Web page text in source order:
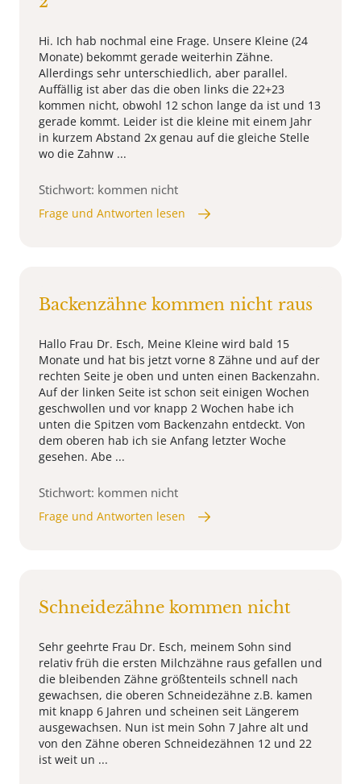
Hi. Ich hab nochmal eine Frage. Unsere Kleine (24
Monate) bekommt gerade weiterhin Zähne.
Allerdings sehr unterschiedlich, aber parallel.
Auffällig ist aber das die oben links die 22+23
kommen nicht, obwohl 12 schon lange da ist und 13
gerade kommt. Leider ist die kleine mit einem Jahr
in kurzem Abstand 2x genau auf die gleiche Stelle
wo die Zahnw ...
Stichwort: kommen nicht
Frage und Antworten lesen
Backenzähne kommen nicht raus
Hallo Frau Dr. Esch, Meine Kleine wird bald 15
Monate und hat bis jetzt vorne 8 Zähne und auf der
rechten Seite je oben und unten einen Backenzahn.
Auf der linken Seite ist schon seit einigen Wochen
geschwollen und vor knapp 2 Wochen habe ich
unten die Spitzen vom Backenzahn entdeckt. Von
dem oberen hab ich sie Anfang letzter Woche
gesehen. Abe ...
Stichwort: kommen nicht
Frage und Antworten lesen
Schneidezähne kommen nicht
Sehr geehrte Frau Dr. Esch, meinem Sohn sind
relativ früh die ersten Milchzähne raus gefallen und
die bleibenden Zähne größtenteils schnell nach
gewachsen, die oberen Schneidezähne z.B. kamen
mit knapp 6 Jahren und scheinen seit Längerem
ausgewachsen. Nun ist mein Sohn 7 Jahre alt und
von den Zähne oberen Schneidezähnen 12 und 22
ist weit un ...